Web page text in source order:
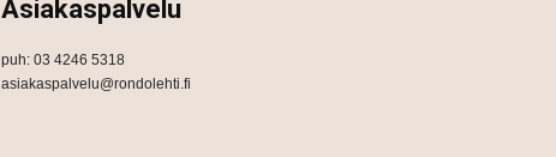
Asiakaspalvelu
puh: 03 4246 5318
asiakaspalvelu@rondolehti.fi